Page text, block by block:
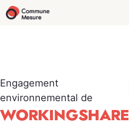
Engagement
environnemental de
WORKINGSHARE